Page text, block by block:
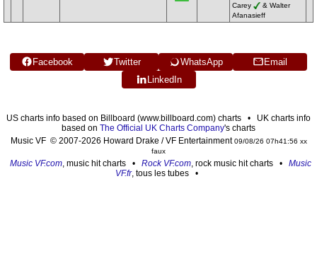
Carey
& Walter
Afanasieff
Facebook Twitter WhatsApp
Email
LinkedIn
US charts info based on Billboard (www.billboard.com) charts • UK charts info
based on The Official UK Charts Company's charts
Music VF © 2007-2026 Howard Drake / VF Entertainment09/08/26 07h41:56 xx
faux
Music VF.com , music hit charts • Rock VF.com , rock music hit charts • Music
VF.fr, tous les tubes •